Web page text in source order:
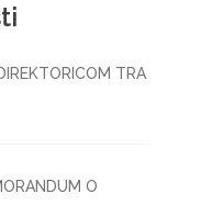
TRA
O